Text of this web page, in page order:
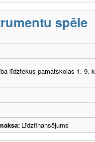
spēle
līdztekus pamatskolas 1.-9.
Līdzfinansējums